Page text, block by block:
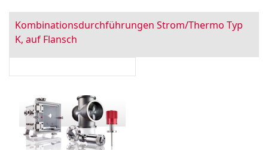
Kombinationsdurchführungen Strom/Thermo Typ
K, auf Flansch